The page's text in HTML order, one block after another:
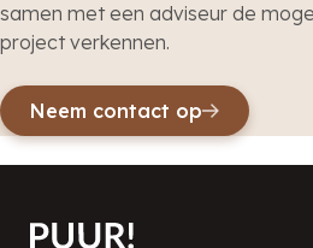
samen met een adviseur de
project verkennen.
Neem contact op